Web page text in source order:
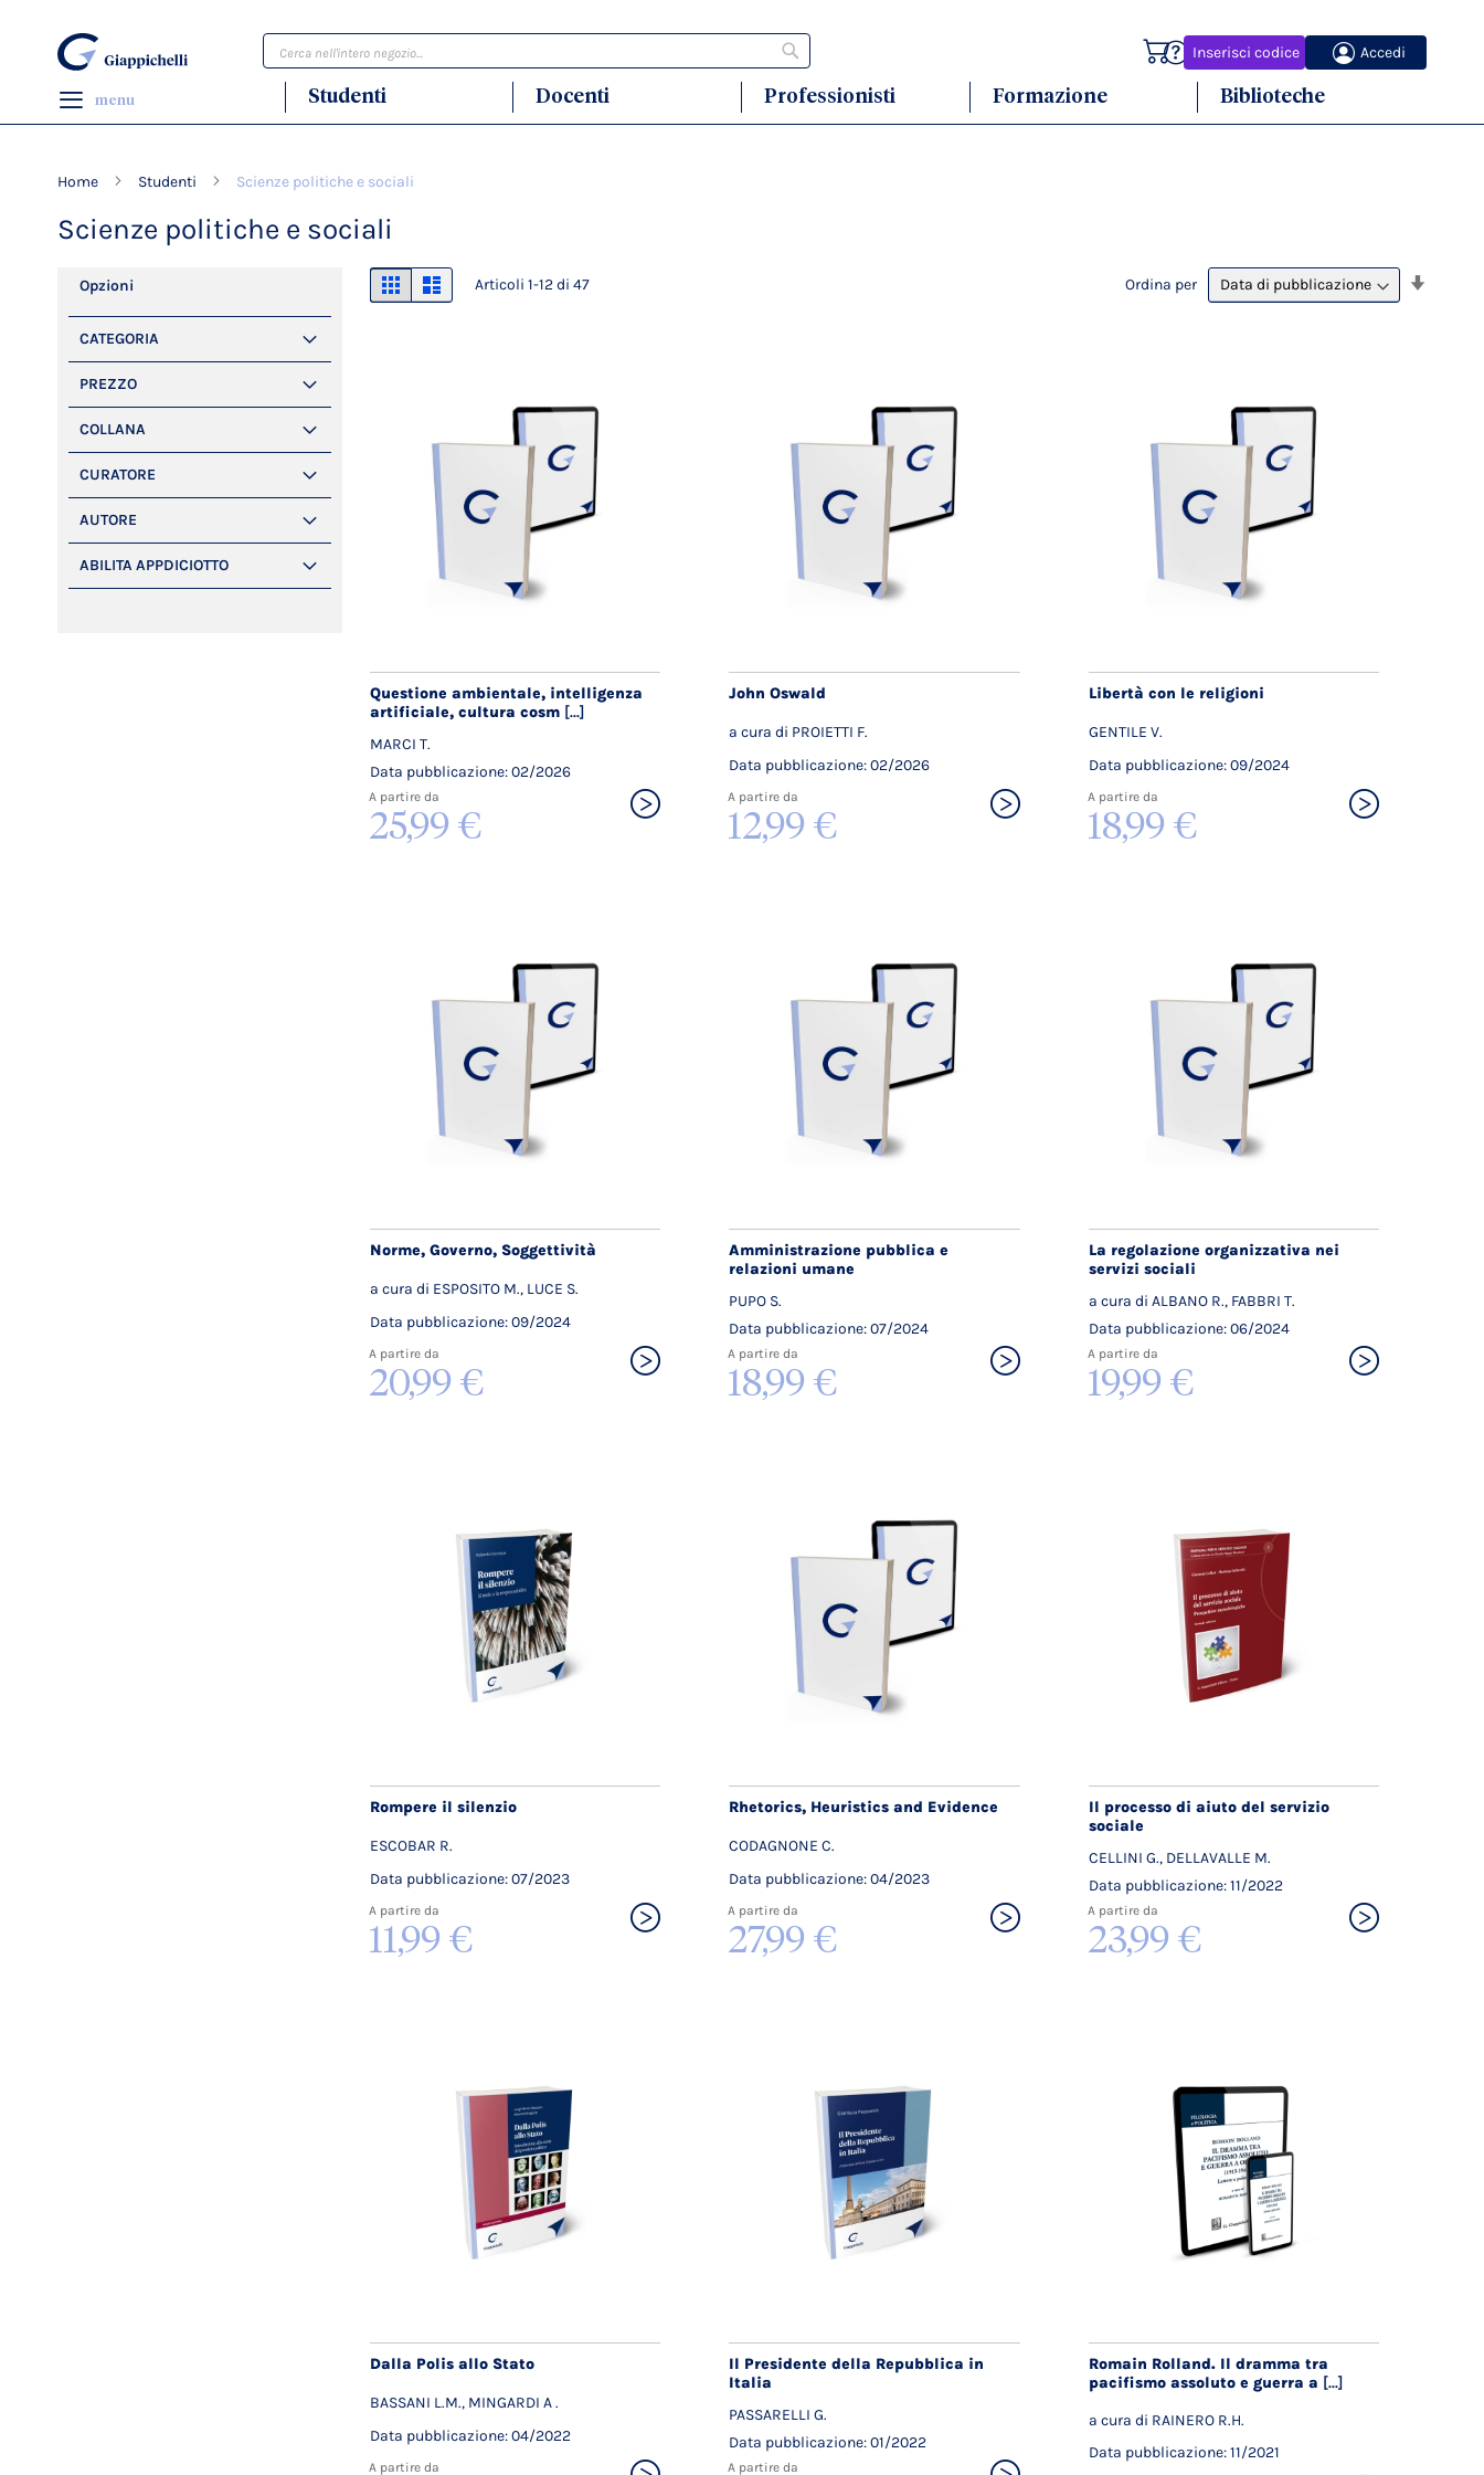
Inserisci codice Accedi
Carrello
Cerca
menu Studenti Docenti Professionisti Formazione Biblioteche
Home Studenti Scienze politiche e sociali
Scienze politiche e sociali
Mostra
come
GrigliaElencoArticoli1-12di47 Ordina per
Questione ambientale, intelligenza
artificiale, cultura cosm [...]
MARCI T.
Data pubblicazione: 02/2026
A partire da
25,99 €
John Oswald
a cura di PROIETTI F.
Data pubblicazione: 02/2026
A partire da
12,99 €
Libertà con le religioni
GENTILE V.
Data pubblicazione: 09/2024
A partire da
18,99 €
Norme, Governo, Soggettività
a cura di ESPOSITO M., LUCE S.
Data pubblicazione: 09/2024
A partire da
20,99 €
Amministrazione pubblica e
relazioni umane
PUPO S.
Data pubblicazione: 07/2024
A partire da
18,99 €
La regolazione organizzativa nei
servizi sociali
a cura di ALBANO R., FABBRI T.
Data pubblicazione: 06/2024
A partire da
19,99 €
Rompere il silenzio
ESCOBAR R.
Data pubblicazione: 07/2023
A partire da
11,99 €
Rhetorics, Heuristics and Evidence
CODAGNONE C.
Data pubblicazione: 04/2023
A partire da
27,99 €
Il processo di aiuto del servizio
sociale
CELLINI G., DELLAVALLE M.
Data pubblicazione: 11/2022
A partire da
23,99 €
Dalla Polis allo Stato
BASSANI L.M., MINGARDI A .
Data pubblicazione: 04/2022
A partire da
Il Presidente della Repubblica in
Italia
PASSARELLI G.
Data pubblicazione: 01/2022
A partire da
Romain Rolland. Il dramma tra
pacifismo assoluto e guerra a [...]
a cura di RAINERO R.H.
Data pubblicazione: 11/2021
Opzioni
CATEGORIA
PREZZO
COLLANA
CURATORE
AUTORE
ABILITA APPDICIOTTO